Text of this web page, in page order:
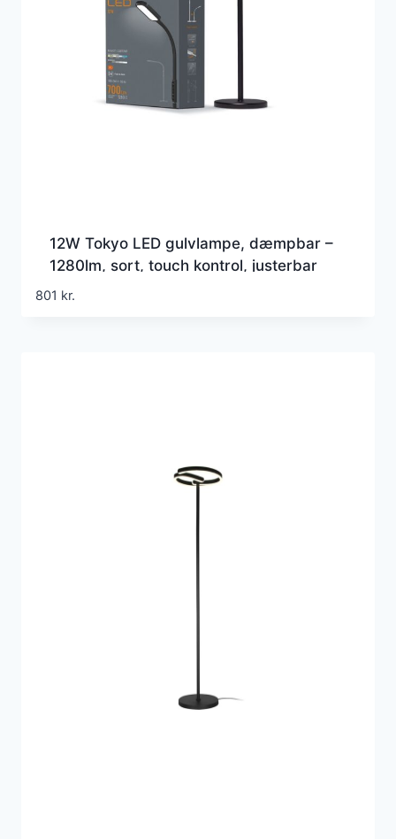
12W Tokyo LED gulvlampe, dæmpbar –
1280lm, sort, touch kontrol, justerbar
CCT, flicker free
801 kr.